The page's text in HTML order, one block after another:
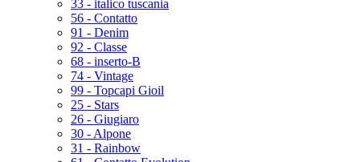
33 - italico tuscania
56 - Contatto
91 - Denim
92 - Classe
68 - inserto-B
74 - Vintage
99 - Topcapi Gioil
25 - Stars
26 - Giugiaro
30 - Alpone
31 - Rainbow